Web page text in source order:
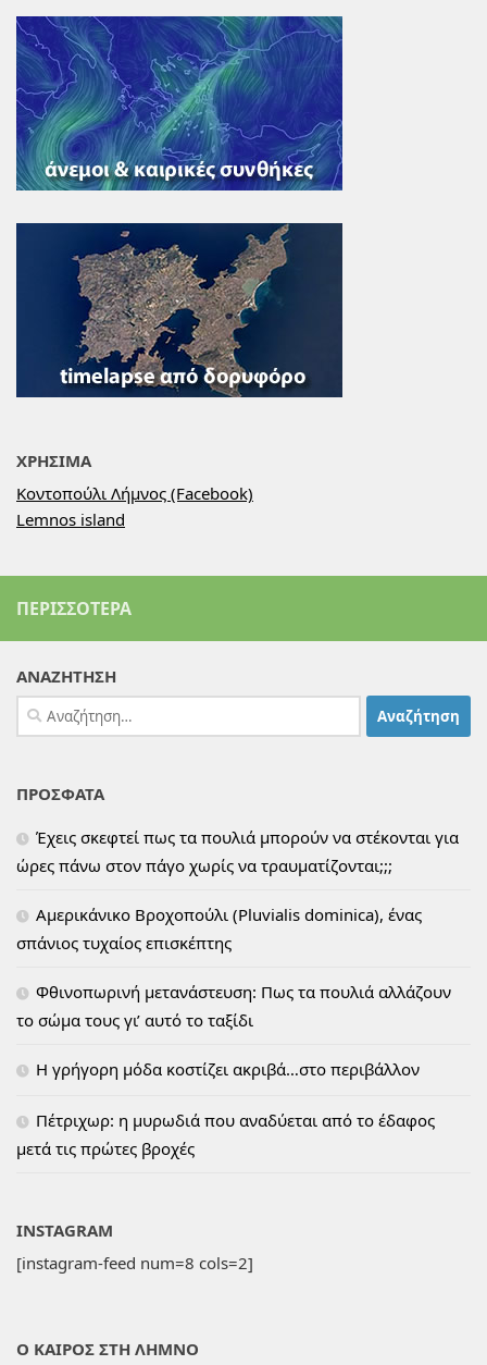
ΧΡΗΣΙΜΑ
Κοντοπούλι Λήμνος (Facebook)
Lemnos island
ΠΕΡΙΣΣΌΤΕΡΑ
ΑΝΑΖΗΤΗΣΗ
Αναζήτηση
για:
ΠΡΟΣΦΑΤΑ
Έχεις σκεφτεί πως τα πουλιά μπορούν να στέκονται για
ώρες πάνω στον πάγο χωρίς να τραυματίζονται;;;
Αμερικάνικο Βροχοπούλι (Pluvialis dominica), ένας
σπάνιος τυχαίος επισκέπτης
Φθινοπωρινή μετανάστευση: Πως τα πουλιά αλλάζουν
το σώμα τους γι’ αυτό το ταξίδι
H γρήγορη μόδα κοστίζει ακριβά…στο περιβάλλον
Πέτριχωρ: η μυρωδιά που αναδύεται από το έδαφος
μετά τις πρώτες βροχές
INSTAGRAM
[instagram-feed num=8 cols=2]
Ο ΚΑΙΡΟΣ ΣΤΗ ΛΗΜΝΟ